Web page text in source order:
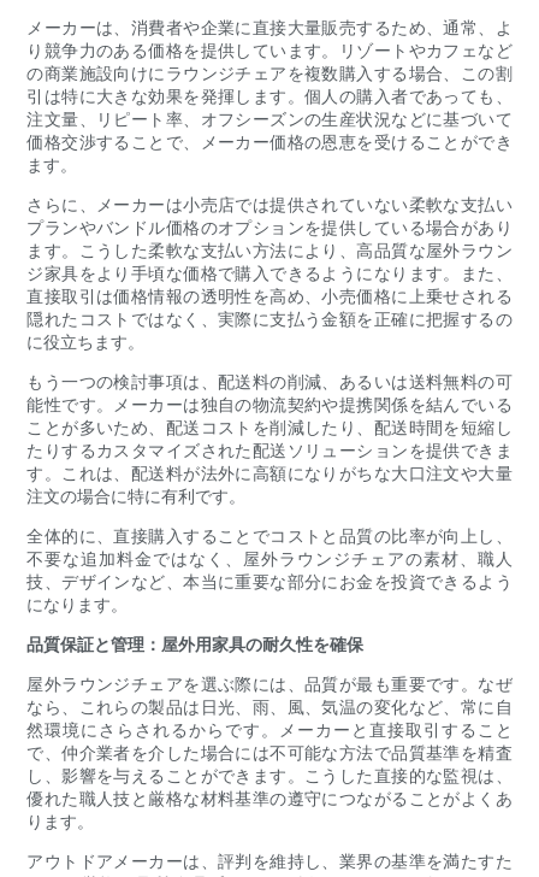
メーカーは、消費者や企業に直接大量販売するため、通常、よ
り競争力のある価格を提供しています。リゾートやカフェなど
の商業施設向けにラウンジチェアを複数購入する場合、この割
引は特に大きな効果を発揮します。個人の購入者であっても、
注文量、リピート率、オフシーズンの生産状況などに基づいて
価格交渉することで、メーカー価格の恩恵を受けることができ
ます。
さらに、メーカーは小売店では提供されていない柔軟な支払い
プランやバンドル価格のオプションを提供している場合があり
ます。こうした柔軟な支払い方法により、高品質な屋外ラウン
ジ家具をより手頃な価格で購入できるようになります。また、
直接取引は価格情報の透明性を高め、小売価格に上乗せされる
隠れたコストではなく、実際に支払う金額を正確に把握するの
に役立ちます。
もう一つの検討事項は、配送料の削減、あるいは送料無料の可
能性です。メーカーは独自の物流契約や提携関係を結んでいる
ことが多いため、配送コストを削減したり、配送時間を短縮し
たりするカスタマイズされた配送ソリューションを提供できま
す。これは、配送料が法外に高額になりがちな大口注文や大量
注文の場合に特に有利です。
全体的に、直接購入することでコストと品質の比率が向上し、
不要な追加料金ではなく、屋外ラウンジチェアの素材、職人
技、デザインなど、本当に重要な部分にお金を投資できるよう
になります。
品質保証と管理：屋外用家具の耐久性を確保
屋外ラウンジチェアを選ぶ際には、品質が最も重要です。なぜ
なら、これらの製品は日光、雨、風、気温の変化など、常に自
然環境にさらされるからです。メーカーと直接取引すること
で、仲介業者を介した場合には不可能な方法で品質基準を精査
し、影響を与えることができます。こうした直接的な監視は、
優れた職人技と厳格な材料基準の遵守につながることがよくあ
ります。
アウトドアメーカーは、評判を維持し、業界の基準を満たすた